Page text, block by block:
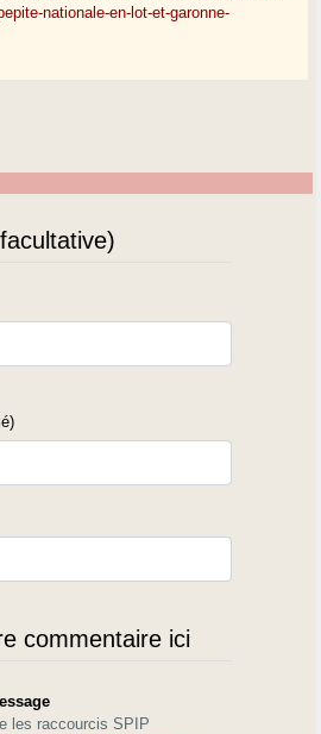
nationale-en-lot-et-garonne-
commentaire ici
les raccourcis SPIP